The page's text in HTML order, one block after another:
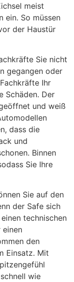
meist
ein. So müssen
der Haustür
Sie nicht
gegangen oder
Ihr
Schäden. Der
und weiß
dass die
und
Binnen
Sie Ihre
Sie auf den
der Safe sich
technischen
einen
den
Einsatz. Mit
wie